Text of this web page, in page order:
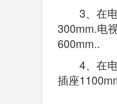
3、在电
300mm.电
600mm..
4、在电
插座